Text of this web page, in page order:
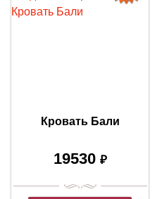
Кровать Бали
19530 ₽